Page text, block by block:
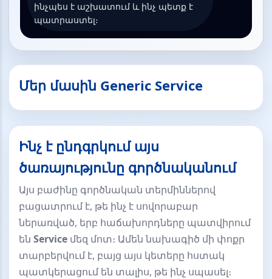
ինչպես է աշխատում և ինչ պետք է
պատրաստել։
Մեր մասին Generic Service
Ինչ է ընդգրկում այս
ծառայությունը գործնականում
Այս բաժինը գործնական տերմիններով
բացատրում է, թե ինչ է սովորաբար
ներառված, երբ հաճախորդները պատվիրում
են Service մեզ մոտ։ Ամեն նախագիծ մի փոքր
տարբերվում է, բայց այս կետերը հստակ
պատկերացում են տալիս, թե ինչ սպասել։